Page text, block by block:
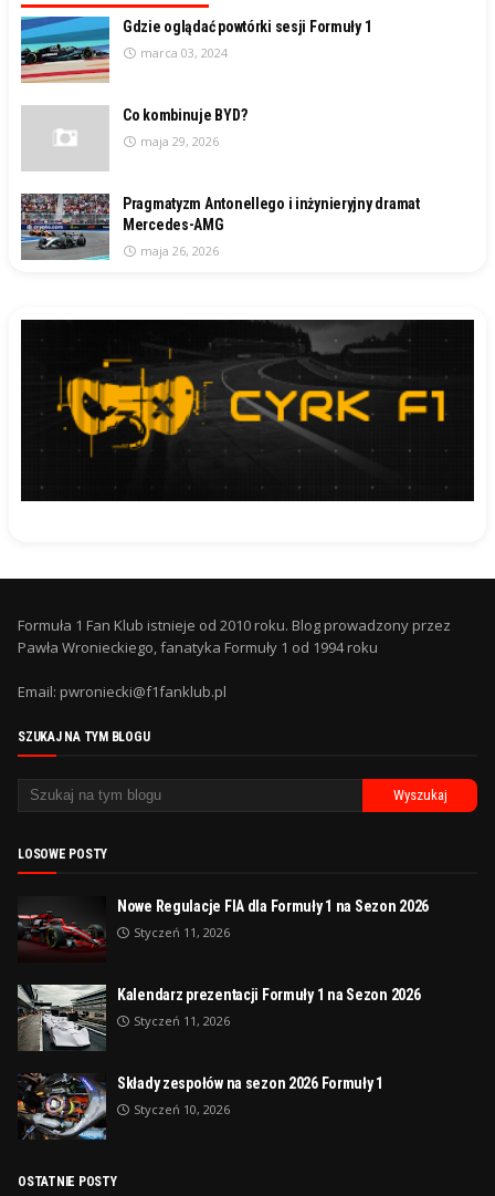
Gdzie oglądać powtórki sesji Formuły 1
marca 03, 2024
Co kombinuje BYD?
maja 29, 2026
Pragmatyzm Antonellego i inżynieryjny dramat
Mercedes-AMG
maja 26, 2026
Formuła 1 Fan Klub istnieje od 2010 roku. Blog prowadzony przez
Pawła Wronieckiego, fanatyka Formuły 1 od 1994 roku
Email: pwroniecki@f1fanklub.pl
SZUKAJ NA TYM BLOGU
LOSOWE POSTY
Nowe Regulacje FIA dla Formuły 1 na Sezon 2026
Styczeń 11, 2026
Kalendarz prezentacji Formuły 1 na Sezon 2026
Styczeń 11, 2026
Składy zespołów na sezon 2026 Formuły 1
Styczeń 10, 2026
OSTATNIE POSTY